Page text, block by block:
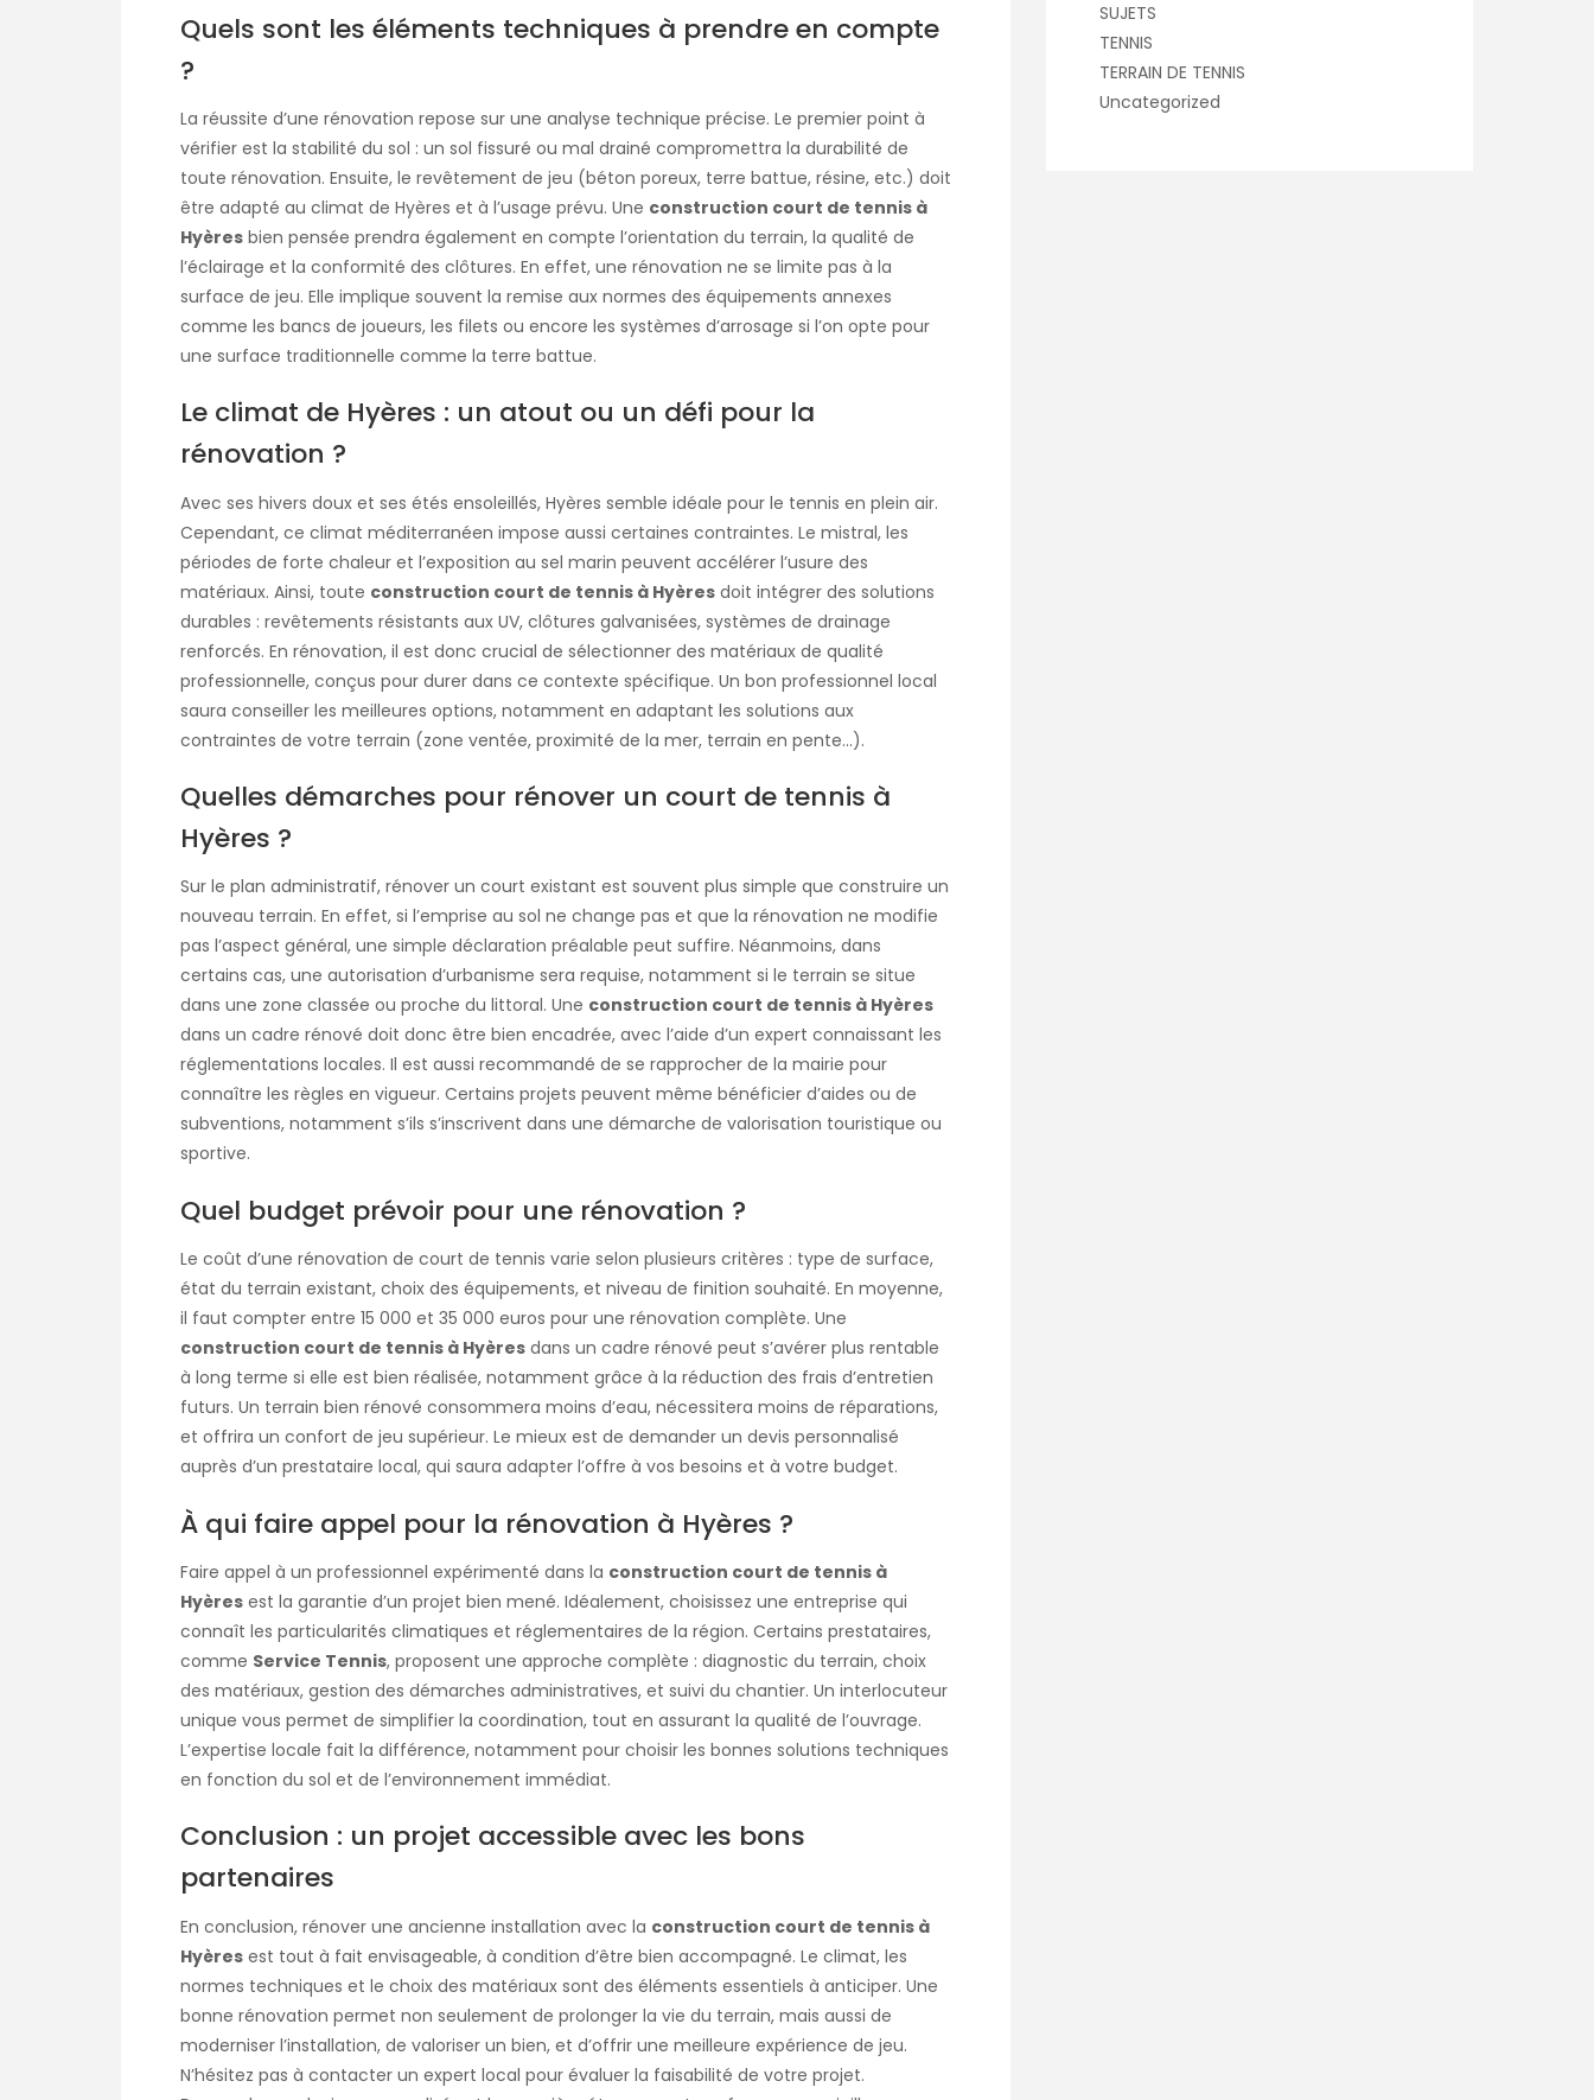
Quels sont les éléments techniques à prendre en compte
?
La réussite d’une rénovation repose sur une analyse technique précise. Le premier point à
vérifier est la stabilité du sol : un sol fissuré ou mal drainé compromettra la durabilité de
toute rénovation. Ensuite, le revêtement de jeu (béton poreux, terre battue, résine, etc.) doit
être adapté au climat de Hyères et à l’usage prévu. Une construction court de tennis à
Hyères bien pensée prendra également en compte l’orientation du terrain, la qualité de
l’éclairage et la conformité des clôtures. En effet, une rénovation ne se limite pas à la
surface de jeu. Elle implique souvent la remise aux normes des équipements annexes
comme les bancs de joueurs, les filets ou encore les systèmes d’arrosage si l’on opte pour
une surface traditionnelle comme la terre battue.
Le climat de Hyères : un atout ou un défi pour la
rénovation ?
Avec ses hivers doux et ses étés ensoleillés, Hyères semble idéale pour le tennis en plein air.
Cependant, ce climat méditerranéen impose aussi certaines contraintes. Le mistral, les
périodes de forte chaleur et l’exposition au sel marin peuvent accélérer l’usure des
matériaux. Ainsi, toute construction court de tennis à Hyères doit intégrer des solutions
durables : revêtements résistants aux UV, clôtures galvanisées, systèmes de drainage
renforcés. En rénovation, il est donc crucial de sélectionner des matériaux de qualité
professionnelle, conçus pour durer dans ce contexte spécifique. Un bon professionnel local
saura conseiller les meilleures options, notamment en adaptant les solutions aux
contraintes de votre terrain (zone ventée, proximité de la mer, terrain en pente…).
Quelles démarches pour rénover un court de tennis à
Hyères ?
Sur le plan administratif, rénover un court existant est souvent plus simple que construire un
nouveau terrain. En effet, si l’emprise au sol ne change pas et que la rénovation ne modifie
pas l’aspect général, une simple déclaration préalable peut suffire. Néanmoins, dans
certains cas, une autorisation d’urbanisme sera requise, notamment si le terrain se situe
dans une zone classée ou proche du littoral. Une construction court de tennis à Hyères
dans un cadre rénové doit donc être bien encadrée, avec l’aide d’un expert connaissant les
réglementations locales. Il est aussi recommandé de se rapprocher de la mairie pour
connaître les règles en vigueur. Certains projets peuvent même bénéficier d’aides ou de
subventions, notamment s’ils s’inscrivent dans une démarche de valorisation touristique ou
sportive.
Quel budget prévoir pour une rénovation ?
Le coût d’une rénovation de court de tennis varie selon plusieurs critères : type de surface,
état du terrain existant, choix des équipements, et niveau de finition souhaité. En moyenne,
il faut compter entre 15 000 et 35 000 euros pour une rénovation complète. Une
construction court de tennis à Hyères dans un cadre rénové peut s’avérer plus rentable
à long terme si elle est bien réalisée, notamment grâce à la réduction des frais d’entretien
futurs. Un terrain bien rénové consommera moins d’eau, nécessitera moins de réparations,
et offrira un confort de jeu supérieur. Le mieux est de demander un devis personnalisé
auprès d’un prestataire local, qui saura adapter l’offre à vos besoins et à votre budget.
À qui faire appel pour la rénovation à Hyères ?
Faire appel à un professionnel expérimenté dans la construction court de tennis à
Hyères est la garantie d’un projet bien mené. Idéalement, choisissez une entreprise qui
connaît les particularités climatiques et réglementaires de la région. Certains prestataires,
comme Service Tennis, proposent une approche complète : diagnostic du terrain, choix
des matériaux, gestion des démarches administratives, et suivi du chantier. Un interlocuteur
unique vous permet de simplifier la coordination, tout en assurant la qualité de l’ouvrage.
L’expertise locale fait la différence, notamment pour choisir les bonnes solutions techniques
en fonction du sol et de l’environnement immédiat.
Conclusion : un projet accessible avec les bons
partenaires
En conclusion, rénover une ancienne installation avec la construction court de tennis à
Hyères est tout à fait envisageable, à condition d’être bien accompagné. Le climat, les
normes techniques et le choix des matériaux sont des éléments essentiels à anticiper. Une
bonne rénovation permet non seulement de prolonger la vie du terrain, mais aussi de
moderniser l’installation, de valoriser un bien, et d’offrir une meilleure expérience de jeu.
N’hésitez pas à contacter un expert local pour évaluer la faisabilité de votre projet.
SUJETS
TENNIS
TERRAIN DE TENNIS
Uncategorized